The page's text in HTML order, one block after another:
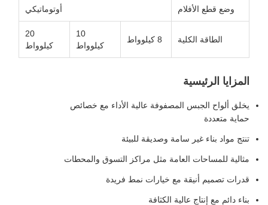
وضع قطع الأفلام أوتوماتيكي
الطاقة الكلية 8 كيلوواط
10
كيلوواط
20
كيلوواط
المزايا الرئيسية
يخلق ألواح الجبس المصفوفة عالية الأداء مع خصائص
حماية متعددة
تنتج مواد بناء غير سامة وصديقة للبيئة
مثالية للمساحات العامة مثل مراكز التسوق والمحطات
قدرات تصميم أنيقة مع خيارات نمط فريدة
بناء دائم مع إنتاج عالية الكثافة